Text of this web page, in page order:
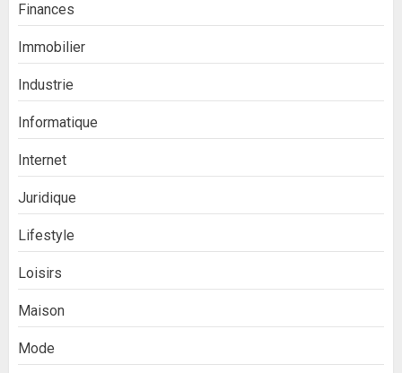
Finances
Immobilier
Industrie
Informatique
Internet
Juridique
Lifestyle
Loisirs
Maison
Mode